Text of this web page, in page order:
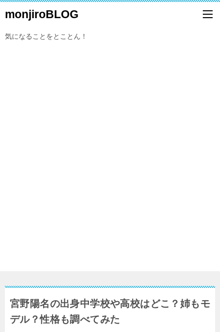
monjiroBLOG
気になることをとことん！
宮野陽名の出身中学校や高校はどこ？姉もモ
デル？性格も調べてみた